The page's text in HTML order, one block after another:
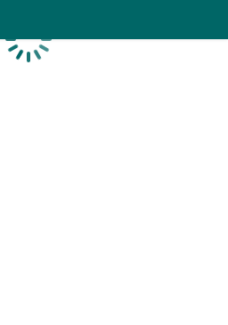
Chargement